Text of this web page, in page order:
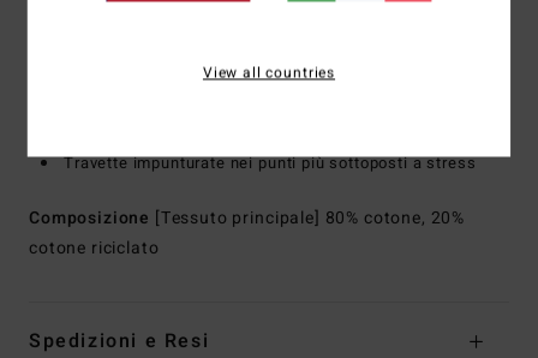
Etichetta con toppa ricamata in posizione posteriore
Travette impunturate nei punti più sottoposti a stress
Composizione [Tessuto principale] 80% cotone, 20%
cotone riciclato
Spedizioni e Resi
View all countries